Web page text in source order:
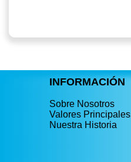
INFORMACIÓN
Sobre Nosotros
Valores Principales
Nuestra Historia